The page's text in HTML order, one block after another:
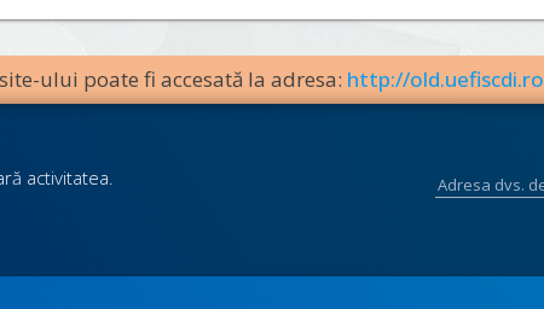
ului poate fi accesată la adresa: http://old.uefiscdi.ro
activitatea.